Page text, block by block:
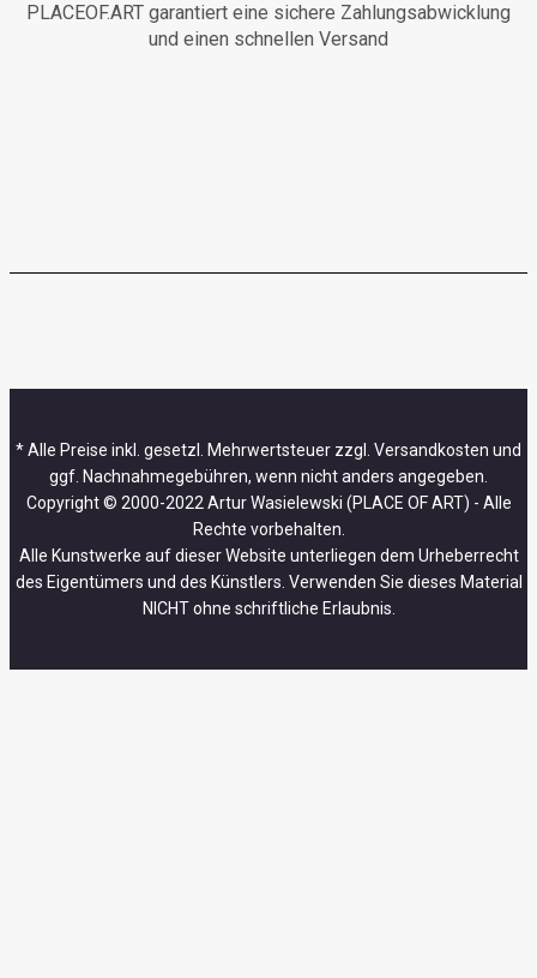
PLACEOF.ART garantiert eine sichere Zahlungsabwicklung
und einen schnellen Versand
* Alle Preise inkl. gesetzl. Mehrwertsteuer zzgl. Versandkosten und
ggf. Nachnahmegebühren, wenn nicht anders angegeben.
Copyright © 2000-2022 Artur Wasielewski (PLACE OF ART) - Alle
Rechte vorbehalten.
Alle Kunstwerke auf dieser Website unterliegen dem Urheberrecht
des Eigentümers und des Künstlers. Verwenden Sie dieses Material
NICHT ohne schriftliche Erlaubnis.